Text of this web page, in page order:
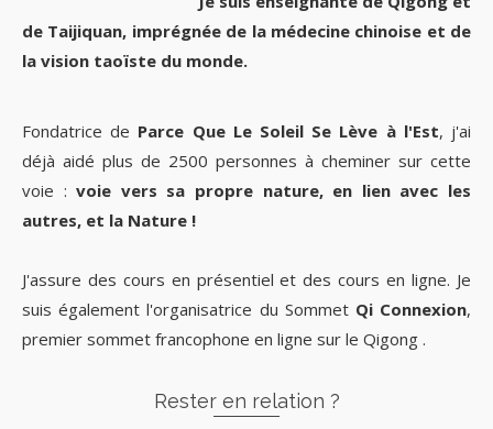
de Taijiquan, imprégnée de la médecine chinoise et de
la vision taoïste du monde.
Fondatrice de Parce Que Le Soleil Se Lève à l'Est, j'ai
déjà aidé plus de 2500 personnes à cheminer sur cette
voie :voie vers sa propre nature, en lien avec les
autres, et la Nature !
J'assure des cours en présentiel et des cours en ligne. Je
suis également l'organisatrice du Sommet Qi Connexion,
premier sommet francophone en ligne sur le Qigong .
Rester en relation ?